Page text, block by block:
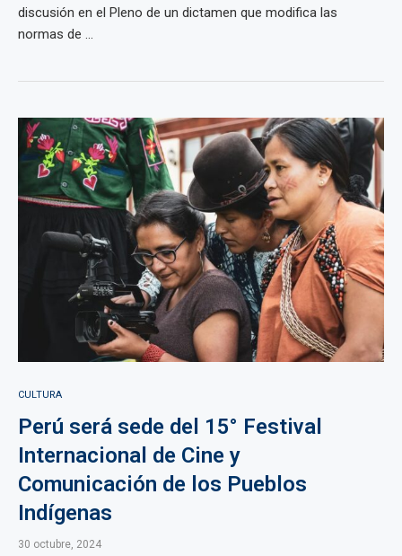
discusión en el Pleno de un dictamen que modifica las
normas de ...
CULTURA
Perú será sede del 15° Festival
Internacional de Cine y
Comunicación de los Pueblos
Indígenas
30 octubre, 2024